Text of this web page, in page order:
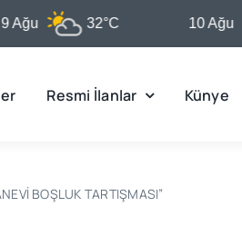
32°C 10 Ağu
Resmi İlanlar Künye
BOŞLUK TARTIŞMASI”